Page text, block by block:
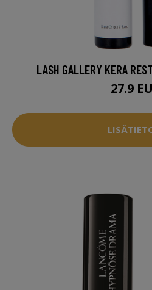
LASH GALLERY KERA
27.9